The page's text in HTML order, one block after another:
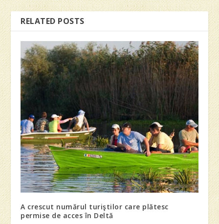
RELATED POSTS
A crescut numărul turiştilor care plătesc
permise de acces în Deltă